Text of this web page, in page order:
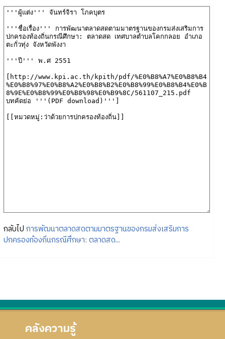
กลับไป การพัฒนาตลาดสดตามมาตรฐานของกรมส่งเสริมการ
ปกครองท้องถิ่นกรณีศึกษา: ตลาดสด...
คลังความรู้